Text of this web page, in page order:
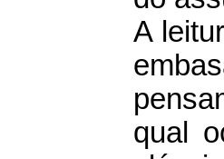
A
qual